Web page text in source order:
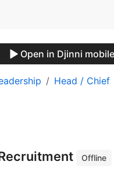
Open in Djinni
Head / Chief
Offline